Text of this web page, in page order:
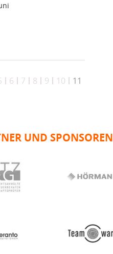
6 7 8 9 10 11
UND SPONSOREN